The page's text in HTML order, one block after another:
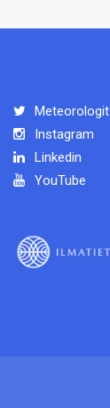
Meteorologit
Instagram
Linkedin
YouTube